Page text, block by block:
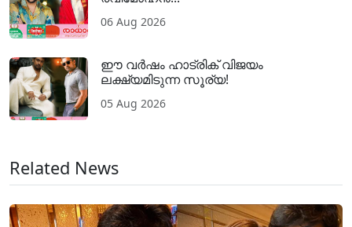
06 Aug 2026
ഈ വർഷം ഹാട്രിക് വിജയം
ലക്ഷ്യമിടുന്ന സൂര്യ!
05 Aug 2026
Related News